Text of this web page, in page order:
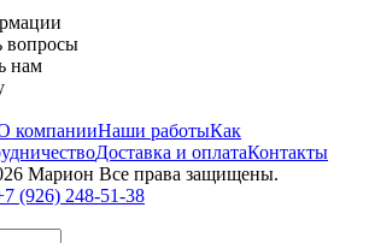
вопросы
нам
компанииНаши работыКак
Доставка и оплатаКонтакты
Марион Все права защищены.
(926) 248-51-38